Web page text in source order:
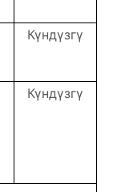
Күндүзгү
Күндүзгү